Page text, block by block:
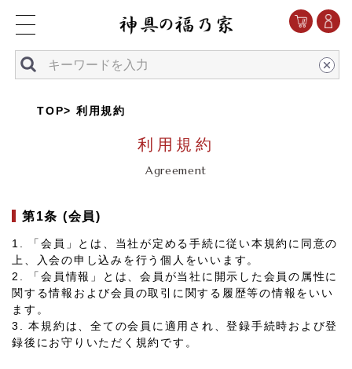
TOP 利用規約
利用規約
Agreement
第1条 (会員)
1. 「会員」とは、当社が定める手続に従い本規約に同意の
上、入会の申し込みを行う個人をいいます。
2. 「会員情報」とは、会員が当社に開示した会員の属性に
関する情報および会員の取引に関する履歴等の情報をいい
ます。
3. 本規約は、全ての会員に適用され、登録手続時および登
録後にお守りいただく規約です。